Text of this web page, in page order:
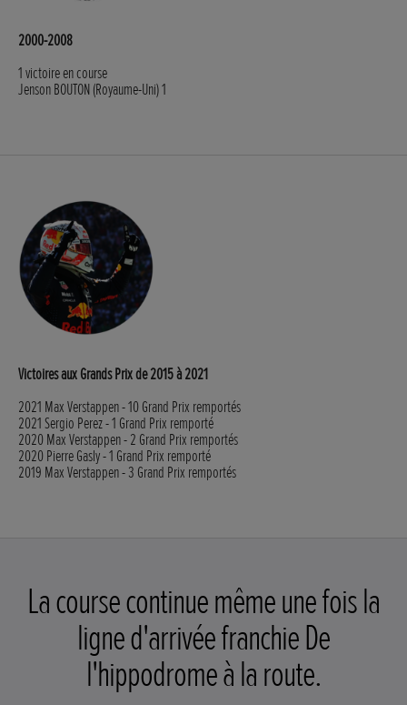
2000-2008
1 victoire en course
Jenson BOUTON (Royaume-Uni) 1
Victoires aux Grands Prix de 2015 à 2021
2021 Max Verstappen - 10 Grand Prix remportés
2021 Sergio Perez - 1 Grand Prix remporté
2020 Max Verstappen - 2 Grand Prix remportés
2020 Pierre Gasly - 1 Grand Prix remporté
2019 Max Verstappen - 3 Grand Prix remportés
La course continue même une fois la
ligne d'arrivée franchie De
l'hippodrome à la route.